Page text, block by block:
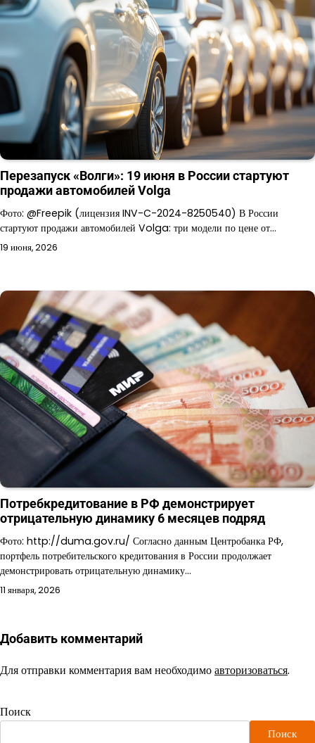
Перезапуск «Волги»: 19 июня в России стартуют
продажи автомобилей Volga
Фото: @Freepik (лицензия INV-C-2024-8250540) В России
стартуют продажи автомобилей Volga: три модели по цене от…
19 июня, 2026
Потребкредитование в РФ демонстрирует
отрицательную динамику 6 месяцев подряд
Фото: http://duma.gov.ru/ Согласно данным Центробанка РФ,
портфель потребительского кредитования в России продолжает
демонстрировать отрицательную динамику…
11 января, 2026
Добавить комментарий
Для отправки комментария вам необходимоавторизоваться.
Поиск
Поиск